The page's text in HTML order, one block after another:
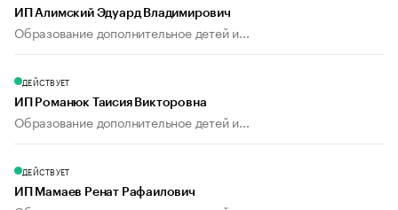
ИП Алимский Эдуард Владимирович
Образование дополнительное детей и...
ДЕЙСТВУЕТ
ИП Романюк Таисия Викторовна
Образование дополнительное детей и...
ДЕЙСТВУЕТ
ИП Мамаев Ренат Рафаилович